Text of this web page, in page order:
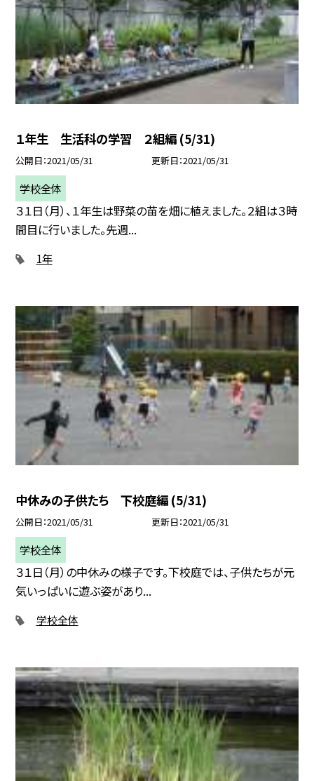
１年生 生活科の学習 ２組編 (5/31)
公開日 2021/05/31 更新日 2021/05/31
学校全体
３１日（月）、１年生は野菜の苗を畑に植えました。２組は３時
間目に行いました。先週...
1年
中休みの子供たち 下校庭編 (5/31)
公開日 2021/05/31 更新日 2021/05/31
学校全体
３１日（月）の中休みの様子です。下校庭では、子供たちが元
気いっぱいに遊ぶ姿があり...
学校全体